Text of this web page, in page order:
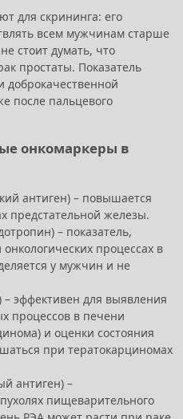
для скрининга: его
всем мужчинам старше
стоит думать, что
простаты. Показатель
после пальцевого
онкомаркеры в
антиген) – повышается
предстательной железы.
– показатель,
процессах в
у мужчин и не
эффективен для выявления
процессов в печени
и оценки состояния
при тератокарциномах
антиген) –
пищеварительного